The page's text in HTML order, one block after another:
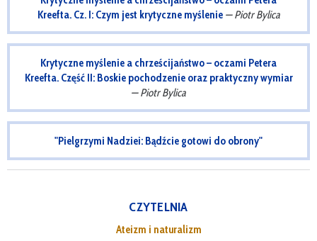
Kreefta. Cz. I: Czym jest krytyczne myślenie — Piotr Bylica
Krytyczne myślenie a chrześcijaństwo – oczami Petera
Kreefta. Część II: Boskie pochodzenie oraz praktyczny wymiar
— Piotr Bylica
"Pielgrzymi Nadziei: Bądźcie gotowi do obrony"
CZYTELNIA
Ateizm i naturalizm